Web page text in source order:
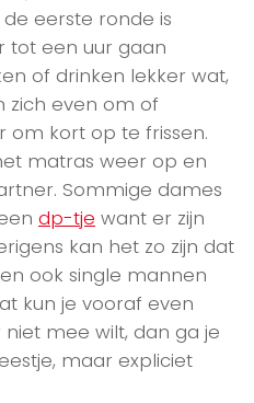
eerste ronde is
tot een uur gaan
of drinken lekker wat,
zich even om of
kort op te frissen.
matras weer op en
Sommige dames
dp-tje want er zijn
kan het zo zijn dat
ook single mannen
kun je vooraf even
mee wilt, dan ga je
maar expliciet